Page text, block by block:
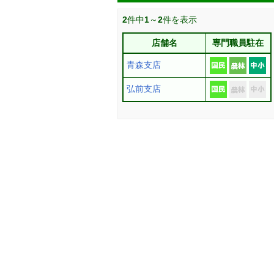
2件中1～2件を表示
店舗名 専門職員駐在
青森支店
弘前支店